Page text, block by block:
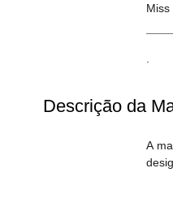
Miss
.
Descrição da
A